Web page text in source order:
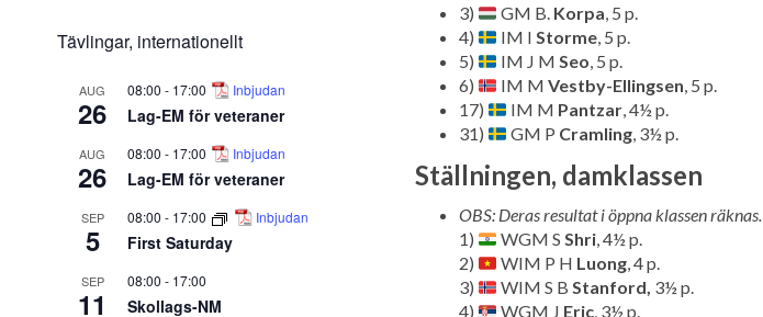
Tävlingar, internationellt
AUG
26
08:00 - 17:00 Inbjudan
Lag-EM för veteraner
AUG
26
08:00 - 17:00 Inbjudan
Lag-EM för veteraner
SEP
5
08:00 - 17:00 Inbjudan
First Saturday
SEP
11
08:00 - 17:00
Skollags-NM
3)
GM B. Korpa, 5 p.
4)
IM IStorme, 5 p.
5)
IM J MSeo, 5 p.
6)
IM MVestby-Ellingsen, 5 p.
17)
IM M Pantzar, 4½ p.
31)
GM P Cramling, 3½ p.
Ställningen, damklassen
OBS: Deras resultat i öppna klassen räknas.
1)
WGM SShri, 4½ p.
2)
WIM P H Luong, 4 p.
3)
WIM S BStanford, 3½ p.
4)
WGM J Eric, 3½ p.